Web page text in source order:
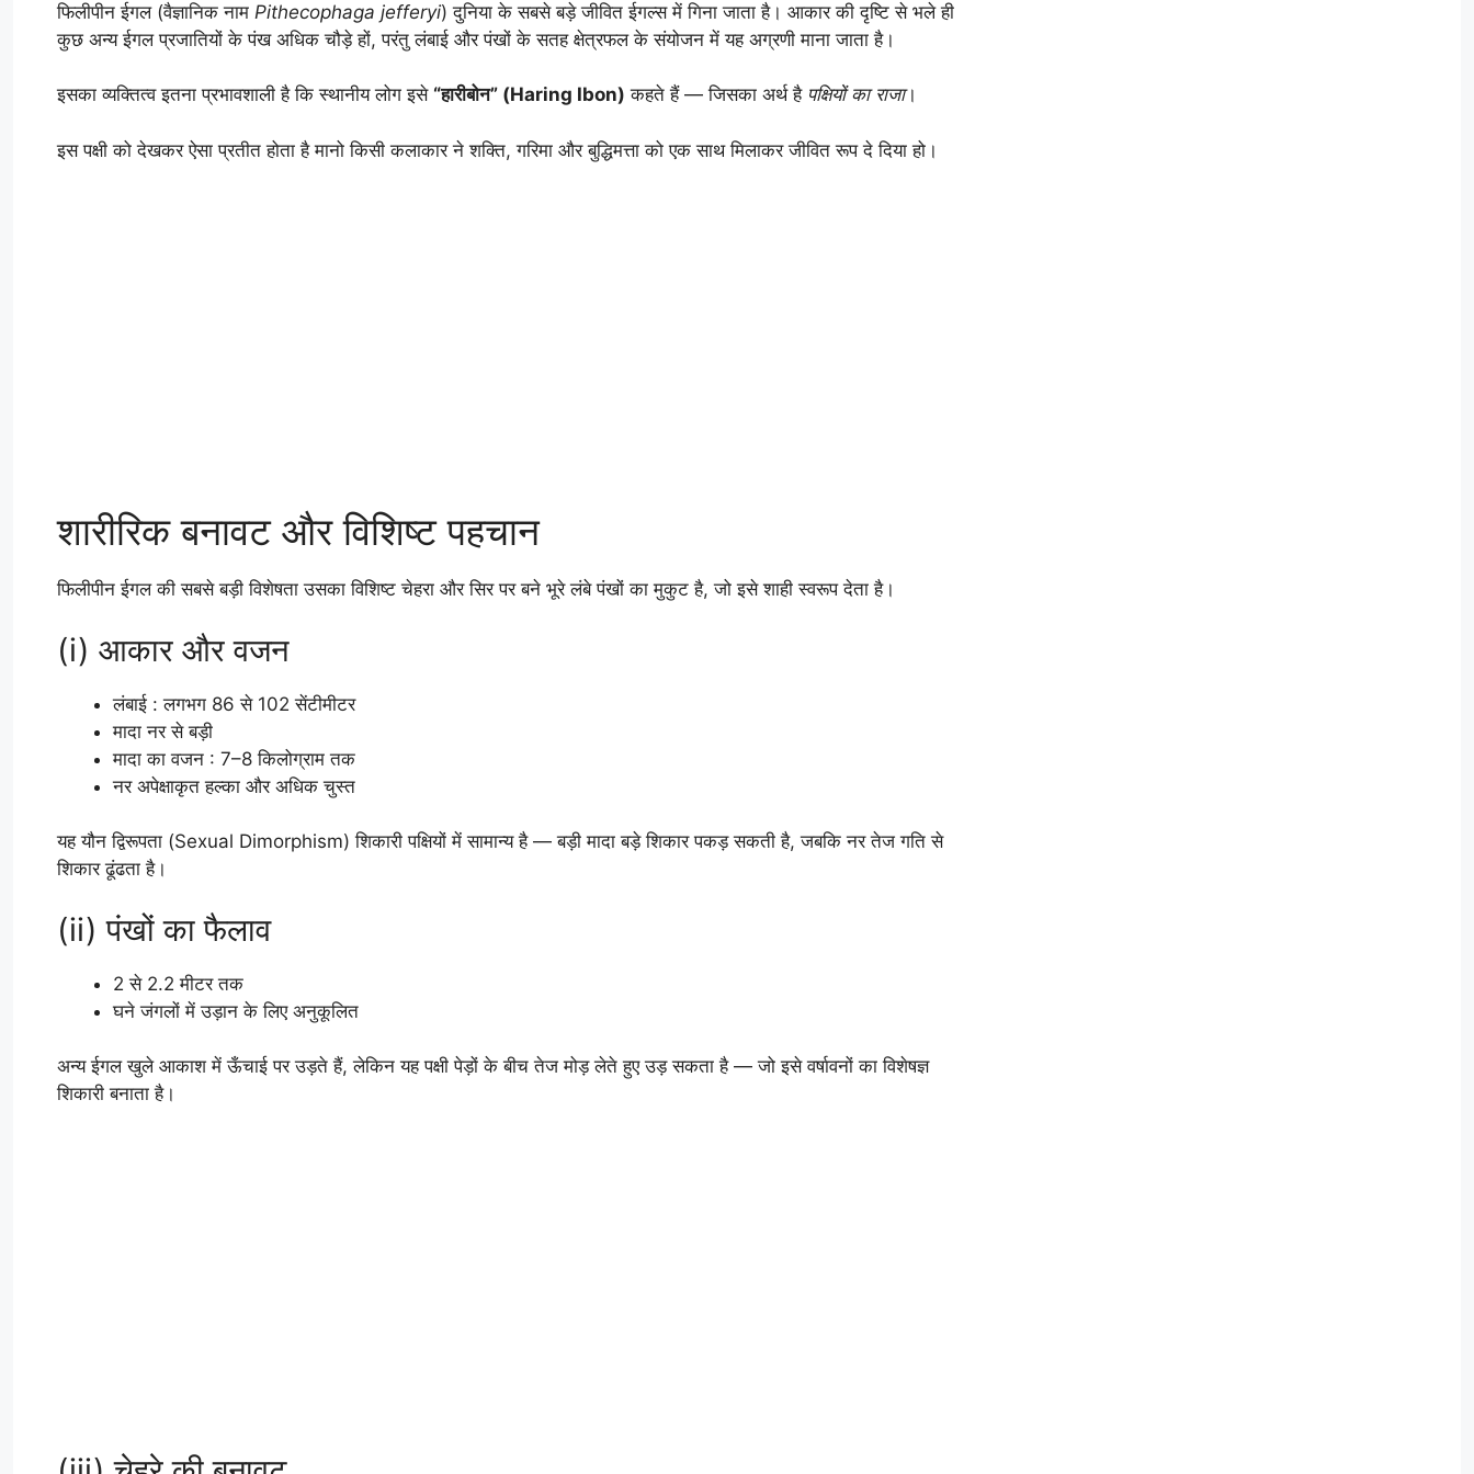
फिलीपीन ईगल (वैज्ञानिक नाम Pithecophaga jefferyi) दुनिया के सबसे बड़े जीवित ईगल्स में गिना जाता है। आकार की दृष्टि से भले ही
कुछ अन्य ईगल प्रजातियों के पंख अधिक चौड़े हों, परंतु लंबाई और पंखों के सतह क्षेत्रफल के संयोजन में यह अग्रणी माना जाता है।
इसका व्यक्तित्व इतना प्रभावशाली है कि स्थानीय लोग इसे “हारीबोन” (Haring Ibon) कहते हैं — जिसका अर्थ है पक्षियों का राजा।
इस पक्षी को देखकर ऐसा प्रतीत होता है मानो किसी कलाकार ने शक्ति, गरिमा और बुद्धिमत्ता को एक साथ मिलाकर जीवित रूप दे दिया हो।
शारीरिक बनावट और विशिष्ट पहचान
फिलीपीन ईगल की सबसे बड़ी विशेषता उसका विशिष्ट चेहरा और सिर पर बने भूरे लंबे पंखों का मुकुट है, जो इसे शाही स्वरूप देता है।
(i) आकार और वजन
लंबाई : लगभग 86 से 102 सेंटीमीटर
मादा नर से बड़ी
मादा का वजन : 7–8 किलोग्राम तक
नर अपेक्षाकृत हल्का और अधिक चुस्त
यह यौन द्विरूपता (Sexual Dimorphism) शिकारी पक्षियों में सामान्य है — बड़ी मादा बड़े शिकार पकड़ सकती है, जबकि नर तेज गति से
शिकार ढूंढता है।
(ii) पंखों का फैलाव
2 से 2.2 मीटर तक
घने जंगलों में उड़ान के लिए अनुकूलित
अन्य ईगल खुले आकाश में ऊँचाई पर उड़ते हैं, लेकिन यह पक्षी पेड़ों के बीच तेज मोड़ लेते हुए उड़ सकता है — जो इसे वर्षावनों का विशेषज्ञ
शिकारी बनाता है।